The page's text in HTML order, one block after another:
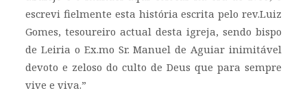
escrevi fielmente esta história escrita pelo rev.Luiz
Gomes, tesoureiro actual desta igreja, sendo bispo
de Leiria o Ex.mo Sr. Manuel de Aguiar inimitável
devoto e zeloso do culto de Deus que para sempre
vive e viva.”